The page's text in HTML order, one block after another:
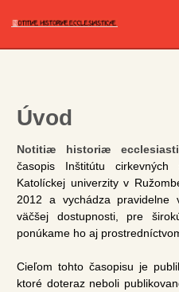
ÚVOD
ARCHÍV
PRE AUTOROV
ETIKA PUBLIKOVANIA
REDAKČNÁ RADA
VYDAVATEĽ
Úvod
Notitiæ historiæ
časopis Inštitútu
Katolíckej univerzity v
2012 a vychádza pravidelne
väčšej dostupnosti, pre
ponúkame ho aj
Cieľom tohto časopisu je
ktoré doteraz neboli